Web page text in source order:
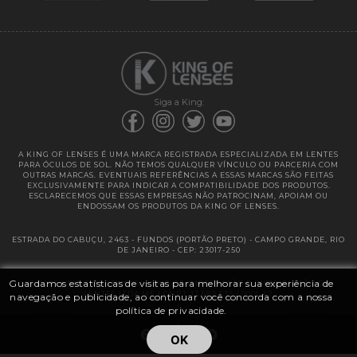
Guardamos estatísticas de visitas para melhorar sua experiência de
navegação e publicidade, ao continuar você concorda com a nossa
política de privacidade.
OK
Siga a King:
A KING OF LENSES É UMA MARCA REGISTRADA ESPECIALIZADA EM LENTES
PARA ÓCULOS DE SOL. NÃO TEMOS QUALQUER VÍNCULO OU PARCERIA COM
OUTRAS MARCAS. EVENTUAIS REFERÊNCIAS A ESSAS MARCAS SÃO FEITAS
EXCLUSIVAMENTE PARA INDICAR A COMPATIBILIDADE DOS PRODUTOS.
ESCLARECEMOS QUE ESSAS EMPRESAS NÃO PATROCINAM, APOIAM OU
ENDOSSAM OS PRODUTOS DA KING OF LENSES.
ESTRADA DO CABUÇU, 2463 - FUNDOS (PORTÃO PRETO) - CAMPO GRANDE, RIO
DE JANEIRO - CEP: 23017-250
@ 2025 | KING OF LENSES - KING OF IMPORTAÇÃO E DISTRIBUIÇÃO DE
LENTES LTDA ME | CNPJ: 13.682.533 / 0001-42